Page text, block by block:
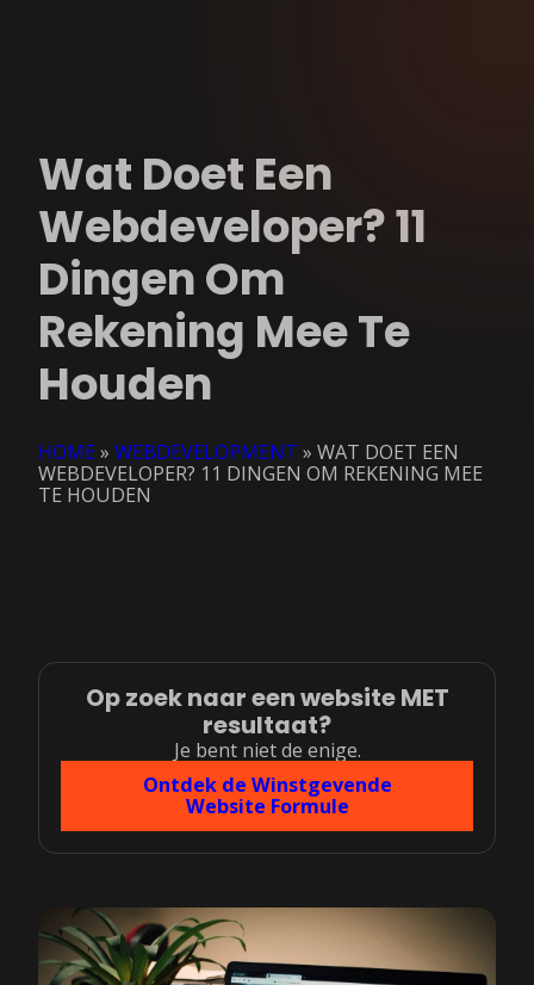
Wat Doet Een
Webdeveloper? 11
Dingen Om
Rekening Mee Te
Houden
HOME» WEBDEVELOPMENT » WAT DOET EEN
WEBDEVELOPER? 11 DINGEN OM REKENING MEE
TE HOUDEN
Op zoek naar een website MET
resultaat?
Je bent niet de enige.
Ontdek de Winstgevende
Website Formule